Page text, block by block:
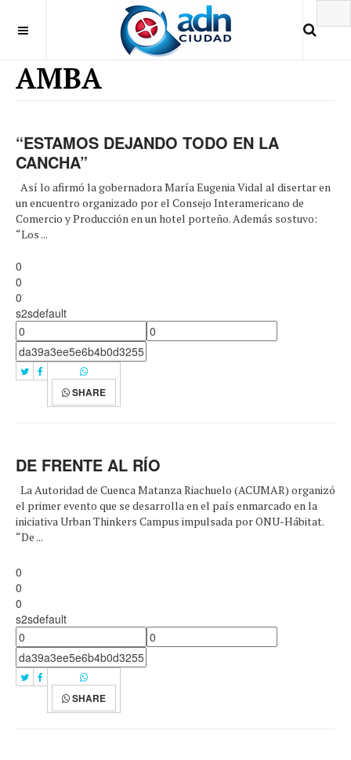
AMBA
“ESTAMOS DEJANDO TODO EN LA
CANCHA”
Así lo afirmó la gobernadora María Eugenia Vidal al disertar en
un encuentro organizado por el Consejo Interamericano de
Comercio y Producción en un hotel porteño. Además sostuvo:
“Los ...
0
0
0
s2sdefault
SHARE
DE FRENTE AL RÍO
La Autoridad de Cuenca Matanza Riachuelo (ACUMAR) organizó
el primer evento que se desarrolla en el país enmarcado en la
iniciativa Urban Thinkers Campus impulsada por ONU-Hábitat.
“De ...
0
0
0
s2sdefault
SHARE